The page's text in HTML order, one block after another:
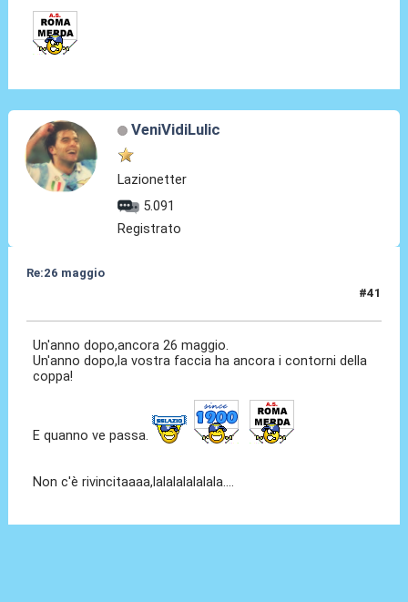
VeniVidiLulic
Lazionetter
5.091
Registrato
Re:26 maggio
#41
Un'anno dopo,ancora 26 maggio.
Un'anno dopo,la vostra faccia ha ancora i contorni della
coppa!
E quanno ve passa.
Non c'è rivincitaaaa,lalalalalalala....